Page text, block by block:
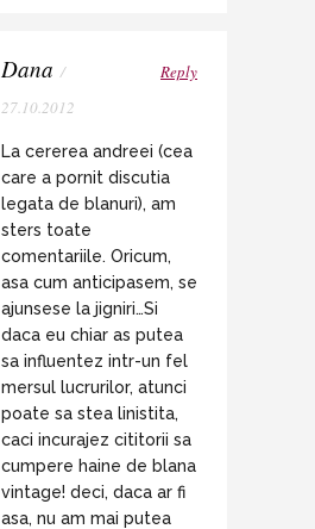
Dana /
27.10.2012
Reply
La cererea andreei (cea
care a pornit discutia
legata de blanuri), am
sters toate
comentariile. Oricum,
asa cum anticipasem, se
ajunsese la jigniri…Si
daca eu chiar as putea
sa influentez intr-un fel
mersul lucrurilor, atunci
poate sa stea linistita,
caci incurajez cititorii sa
cumpere haine de blana
vintage! deci, daca ar fi
asa, nu am mai putea